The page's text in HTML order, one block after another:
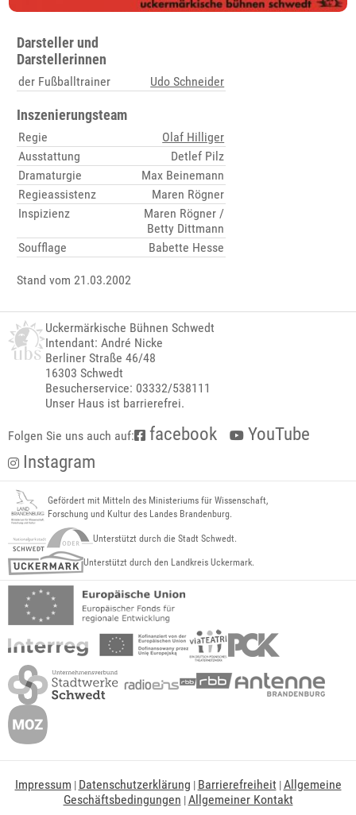
Darsteller und
Darstellerinnen
der Fußballtrainer Udo Schneider
Inszenierungsteam
Regie
Olaf Hilliger
Ausstattung
Detlef Pilz
Dramaturgie
Max Beinemann
Regieassistenz
Maren Rögner
Inspizienz
Maren Rögner /
Betty Dittmann
Soufflage
Babette Hesse
Stand vom 21.03.2002
Uckermärkische Bühnen Schwedt
Intendant: André Nicke
Berliner Straße 46/48
16303 Schwedt
Besucherservice: 03332/538111
Unser Haus ist barrierefrei.
Folgen Sie uns auch auf: facebook
YouTube
Instagram
Gefördert mit Mitteln des Ministeriums für Wissenschaft,
Forschung und Kultur des Landes Brandenburg.
Unterstützt durch die Stadt Schwedt.
Unterstützt durch den Landkreis Uckermark.
Impressum | Datenschutzerklärung | Barrierefreiheit|Allgemeine
Geschäftsbedingungen |Allgemeiner Kontakt